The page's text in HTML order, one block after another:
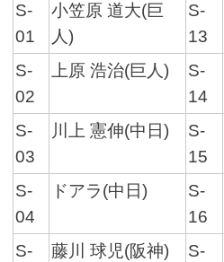
S-
01
小笠原 道大(巨
人)
S-
13
S-
02
上原 浩治(巨人)
S-
14
S-
03
川上 憲伸(中日)
S-
15
S-
04
ドアラ(中日)
S-
16
S-
藤川 球児(阪神)
S-